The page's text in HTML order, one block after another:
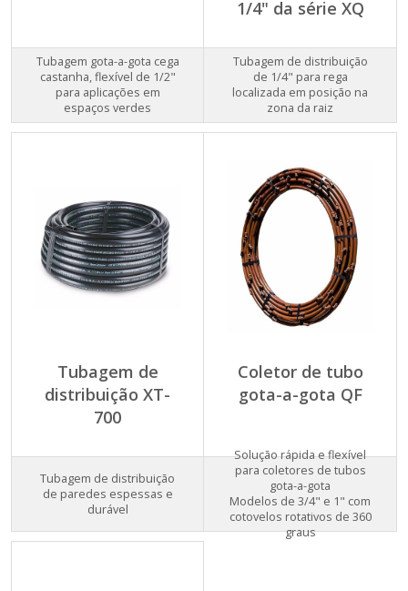
Tubagem gota-a-gota cega
castanha, flexível de 1/2"
para aplicações em
espaços verdes
1/4" da série XQ
Tubagem de distribuição
de 1/4" para rega
localizada em posição na
zona da raiz
Tubagem de
distribuição XT-
700
Tubagem de distribuição
de paredes espessas e
durável
Coletor de tubo
gota-a-gota QF
Solução rápida e flexível
para coletores de tubos
gota-a-gota
Modelos de 3/4" e 1" com
cotovelos rotativos de 360
graus